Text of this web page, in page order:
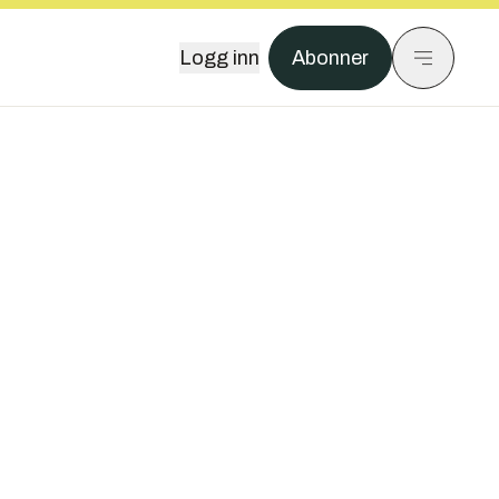
Logg inn Abonner